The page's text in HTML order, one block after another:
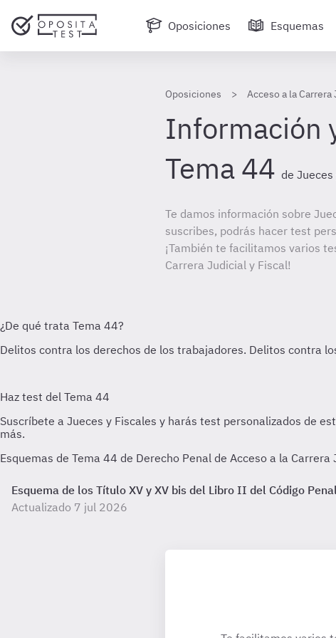
Oposiciones Esquemas
Oposiciones Acceso a la
Información
Tema 44 de Jueces
Te damos información sobre
suscribes, podrás hacer test
¡También te facilitamos varios
Carrera Judicial y Fiscal!
Esquemas de Tema 44 de Derecho Penal de Acceso a la Carrera
Esquema de los Título XV y XV bis del Libro II del Código
Actualizado 7 jul 2026